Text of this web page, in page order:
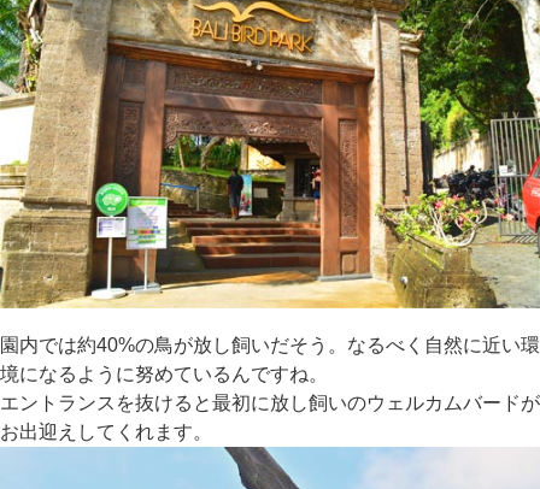
園内では約40%の鳥が放し飼いだそう。なるべく自然に近い環
境になるように努めているんですね。
エントランスを抜けると最初に放し飼いのウェルカムバードが
お出迎えしてくれます。